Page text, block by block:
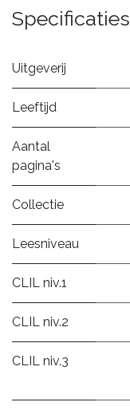
Specificaties
Uitgeverij
Leeftijd
Aantal
pagina's
Collectie
Leesniveau
CLIL niv.1
CLIL niv.2
CLIL niv.3